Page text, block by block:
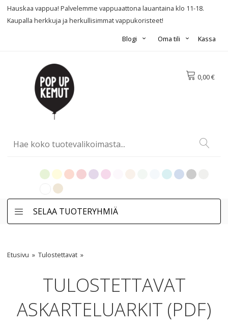
Hauskaa vappua! Palvelemme vappuaattona lauantaina klo 11-18.
Kaupalla herkkuja ja herkullisimmat vappukoristeet!
Kassa
Oma tili
Blogi
0,00 €
SELAA TUOTERYHMIÄ
Etusivu Tulostettavat
TULOSTETTAVAT
ASKARTELUARKIT (PDF)